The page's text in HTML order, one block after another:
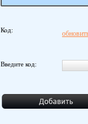
Код:
Введите код: